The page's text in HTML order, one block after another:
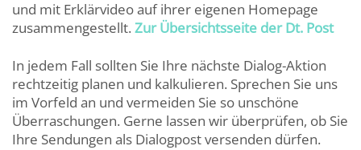
und mit Erklärvideo auf ihrer eigenen Homepage
zusammengestellt. Zur Übersichtsseite der Dt. Post
In jedem Fall sollten Sie Ihre nächste Dialog-Aktion
rechtzeitig planen und kalkulieren. Sprechen Sie uns
im Vorfeld an und vermeiden Sie so unschöne
Überraschungen. Gerne lassen wir überprüfen, ob Sie
Ihre Sendungen als Dialogpost versenden dürfen.